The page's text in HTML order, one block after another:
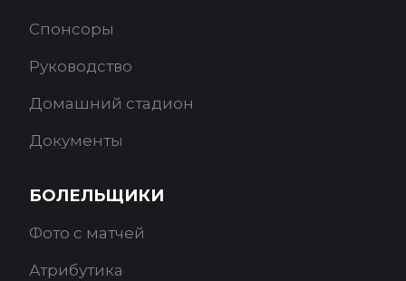
Спонсоры
Руководство
Домашний стадион
Документы
БОЛЕЛЬЩИКИ
Фото с матчей
Атрибутика